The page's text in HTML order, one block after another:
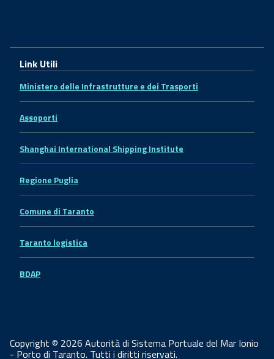
Link Utili
Ministero delle Infrastrutture e dei Trasporti
Assoporti
Shanghai International Shipping Institute
Regione Puglia
Comune di Taranto
Taranto logistica
BDAP
Copyright © 2026 Autorità di Sistema Portuale del Mar Ionio
- Porto di Taranto. Tutti i diritti riservati.